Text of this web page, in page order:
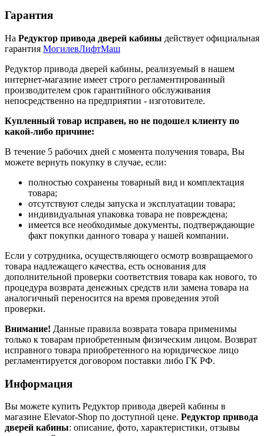
Гарантия
На Редуктор привода дверей кабины действует официальная
гарантия МогилевЛифтМаш
Редуктор привода дверей кабины, реализуемый в нашем
интернет-магазине имеет строго регламентированный
производителем срок гарантийного обслуживания
непосредственно на предприятии - изготовителе.
Купленный товар исправен, но не подошел клиенту по
какой-либо причине:
В течение 5 рабочих дней с момента получения товара, Вы
можете вернуть покупку в случае, если:
полностью сохранены товарный вид и комплектация
товара;
отсутствуют следы запуска и эксплуатации товара;
индивидуальная упаковка товара не повреждена;
имеется все необходимые документы, подтверждающие
факт покупки данного товара у нашей компании.
Если у сотрудника, осуществляющего осмотр возвращаемого
товара надлежащего качества, есть основания для
дополнительной проверки соответствия товара как нового, то
процедура возврата денежных средств или замена товара на
аналогичный переносится на время проведения этой
проверки.
Внимание! Данные правила возврата товара применимы
только к товарам приобретенным физическим лицом. Возврат
исправного товара приобретенного на юридическое лицо
регламентируется договором поставки либо ГК РФ.
Информация
Вы можете купить Редуктор привода дверей кабины в
магазине Elevator-Shop по доступной цене. Редуктор привода
дверей кабины: описание, фото, характеристики, отзывы